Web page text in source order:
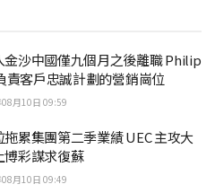
金沙中國僅九個月之後離職 Philip
責客戶忠誠計劃的營銷崗位
月10日 09:59
累集團第二季業績 UEC 主攻大
博彩謀求復蘇
月10日 09:49